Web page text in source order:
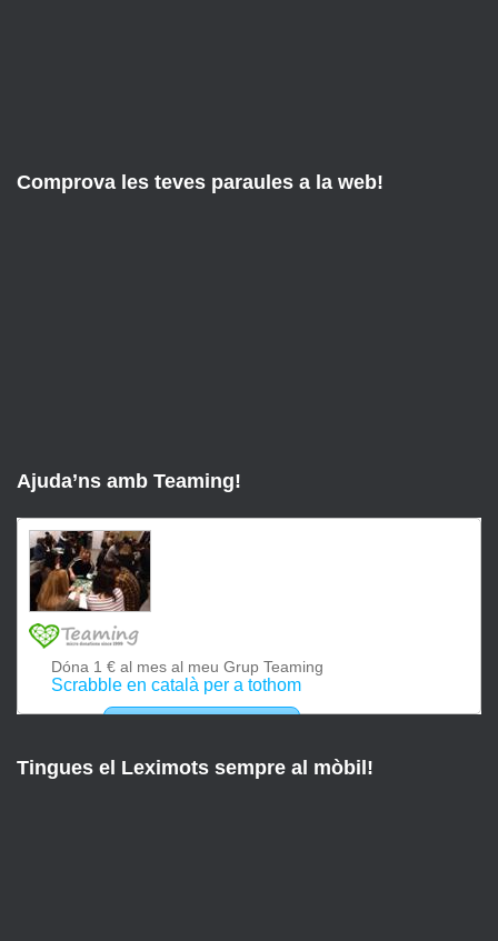
Comprova les teves paraules a la web!
Ajuda’ns amb Teaming!
Tingues el Leximots sempre al mòbil!